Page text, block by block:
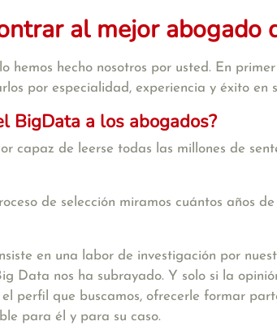
al mejor abogado
hemos hecho nosotros por usted. En
por especialidad, experiencia y éxito en
BigData a los abogados?
capaz de leerse todas las millones de
de selección miramos cuántos años
en una labor de investigación por
Data nos ha subrayado. Y solo si la
perfil que buscamos, ofrecerle formar
para él y para su caso.